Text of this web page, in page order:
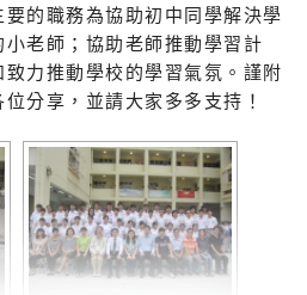
的職務為協助初中同學解決學
老師；協助老師推動學習計
力推動學校的學習氣氛。謹附
分享，並請大家多多支持！